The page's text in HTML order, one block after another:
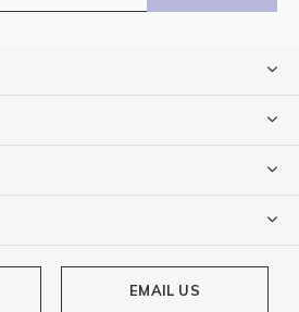
EMAIL US